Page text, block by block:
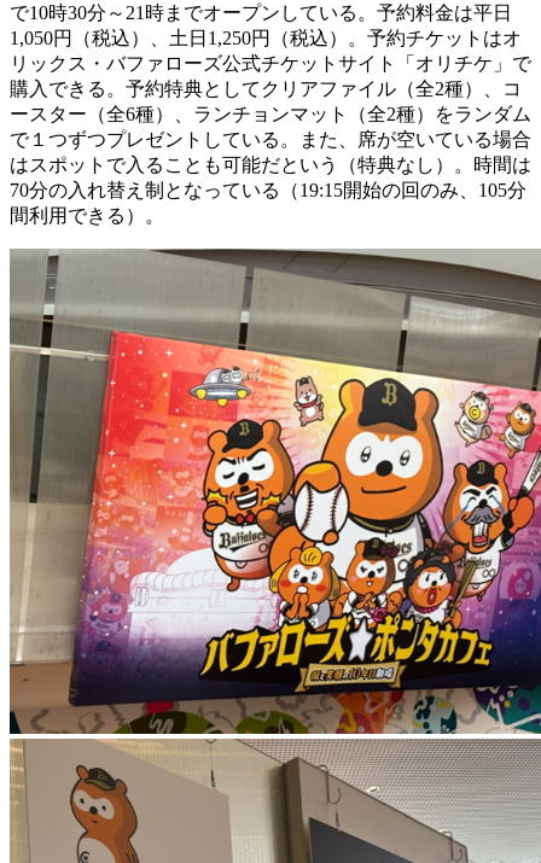
で10時30分～21時までオープンしている。予約料金は平日
1,050円（税込）、土日1,250円（税込）。予約チケットはオ
リックス・バファローズ公式チケットサイト「オリチケ」で
購入できる。予約特典としてクリアファイル（全2種）、コ
ースター（全6種）、ランチョンマット（全2種）をランダム
で１つずつプレゼントしている。また、席が空いている場合
はスポットで入ることも可能だという（特典なし）。時間は
70分の入れ替え制となっている（19:15開始の回のみ、105分
間利用できる）。